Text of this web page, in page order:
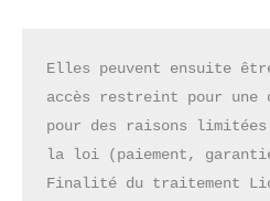
Elles peuvent ensuite
accès restreint pour une
pour des raisons
la loi (paiement,
Finalité du traitement